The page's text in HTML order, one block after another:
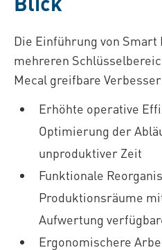
Die Einführung von Smart
mehreren
Mecal greifbare
Erhöhte operative
Optimierung der
unproduktiver Zeit
Funktionale
Produktionsräume
Aufwertung
Ergonomischere